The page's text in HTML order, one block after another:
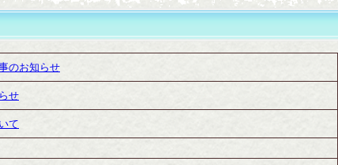
のお知らせ
せ
て